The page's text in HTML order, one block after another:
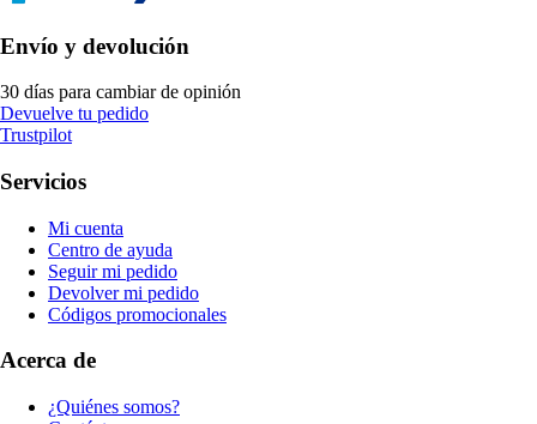
Envío y devolución
30 días para cambiar de opinión
Devuelve tu pedido
Trustpilot
Servicios
Mi cuenta
Centro de ayuda
Seguir mi pedido
Devolver mi pedido
Códigos promocionales
Acerca de
¿Quiénes somos?